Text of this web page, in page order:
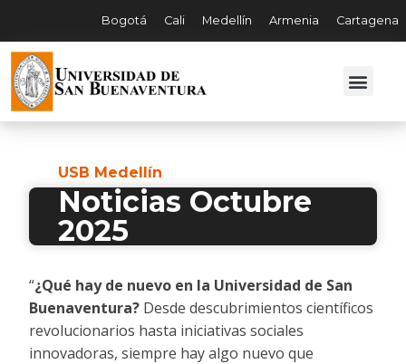
Bogotá Cali Medellín Armenia Cartagena
USB Medellín
Noticias Octubre
2025
“¿Qué hay de nuevo en la Universidad de San
Buenaventura? Desde descubrimientos científicos
revolucionarios hasta iniciativas sociales
innovadoras, siempre hay algo nuevo que